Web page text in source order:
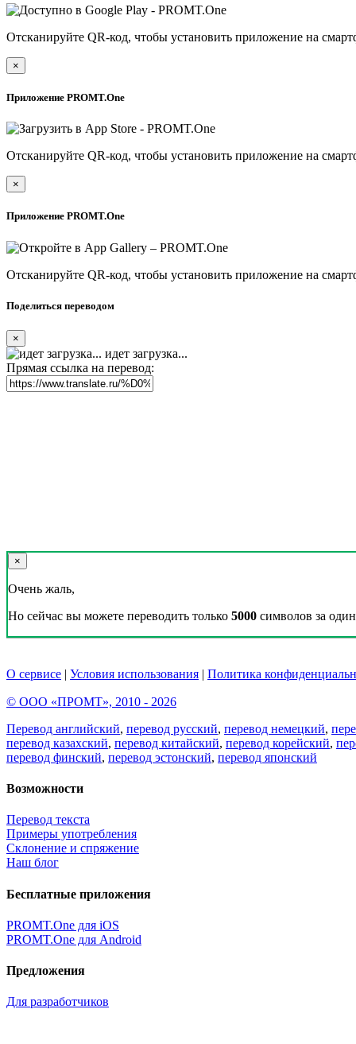
Отсканируйте QR-код, чтобы установить приложение на
×
Приложение PROMT.One
Отсканируйте QR-код, чтобы установить приложение на
×
Приложение PROMT.One
Отсканируйте QR-код, чтобы установить приложение на
Поделиться переводом
×
идет загрузка...
Прямая ссылка на перевод:
×
Очень жаль,
Но сейчас вы можете переводить только 5000 символов за один
О сервисе | Условия использования | Политика
© ООО «ПРОМТ», 2010 - 2026
Перевод английский, перевод русский, перевод немецкий,
перевод казахский, перевод китайский, перевод корейский,
перевод финский, перевод эстонский, перевод японский
Возможности
Перевод текста
Примеры употребления
Склонение и спряжение
Наш блог
Бесплатные приложения
PROMT.One для iOS
PROMT.One для Android
Предложения
Для разработчиков